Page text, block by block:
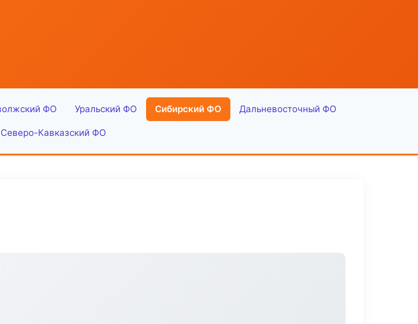
ФО Уральский ФО Сибирский ФО Дальневосточный ФО
Северо-Кавказский ФО